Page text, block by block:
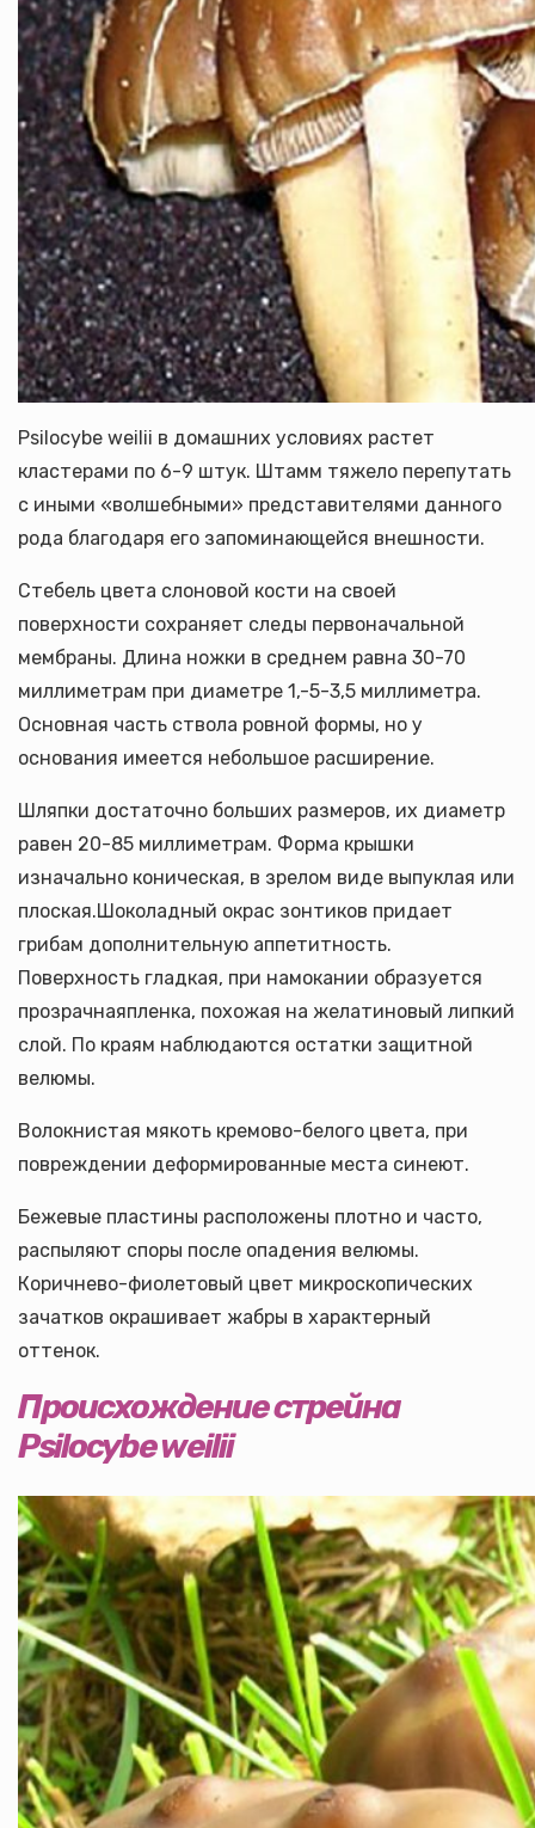
Psilocybe weilii в домашних условиях растет
кластерами по 6-9 штук. Штамм тяжело перепутать
с иными «волшебными» представителями данного
рода благодаря его запоминающейся внешности.
Стебель цвета слоновой кости на своей
поверхности сохраняет следы первоначальной
мембраны. Длина ножки в среднем равна 30-70
миллиметрам при диаметре 1,-5-3,5 миллиметра.
Основная часть ствола ровной формы, но у
основания имеется небольшое расширение.
Шляпки достаточно больших размеров, их диаметр
равен 20-85 миллиметрам. Форма крышки
изначально коническая, в зрелом виде выпуклая или
плоская.Шоколадный окрас зонтиков придает
грибам дополнительную аппетитность.
Поверхность гладкая, при намокании образуется
прозрачнаяпленка, похожая на желатиновый липкий
слой. По краям наблюдаются остатки защитной
велюмы.
Волокнистая мякоть кремово-белого цвета, при
повреждении деформированные места синеют.
Бежевые пластины расположены плотно и часто,
распыляют споры после опадения велюмы.
Коричнево-фиолетовый цвет микроскопических
зачатков окрашивает жабры в характерный
оттенок.
Происхождение стрейна
Psilocybe weilii